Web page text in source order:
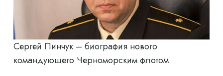
Сергей Пинчук – биография нового
командующего Черноморским флотом